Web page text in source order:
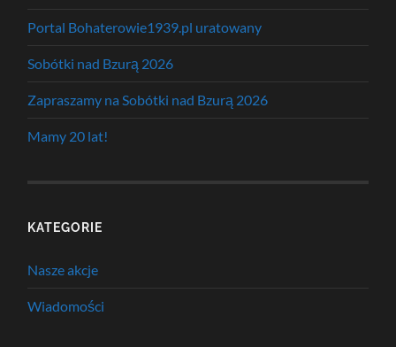
Portal Bohaterowie1939.pl uratowany
Sobótki nad Bzurą 2026
Zapraszamy na Sobótki nad Bzurą 2026
Mamy 20 lat!
KATEGORIE
Nasze akcje
Wiadomości